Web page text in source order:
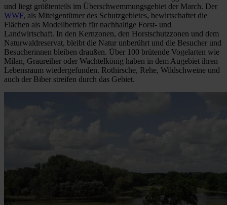
und liegt größtenteils im Überschwemmungsgebiet der March. Der
WWF, als Miteigentümer des Schutzgebietes, bewirtschaftet die
Flächen als Modellbetrieb für nachhaltige Forst- und
Landwirtschaft. In den Kernzonen, den Horstschutzzonen und dem
Naturwaldreservat, bleibt die Natur unberührt und die Besucher und
Besucherinnen bleiben draußen. Über 100 brütende Vogelarten wie
Milan, Graureiher oder Wachtelkönig haben in dem Augebiet ihren
Lebensraum wiedergefunden. Rothirsche, Rehe, Wildschweine und
auch der Biber streifen durch das Gebiet.